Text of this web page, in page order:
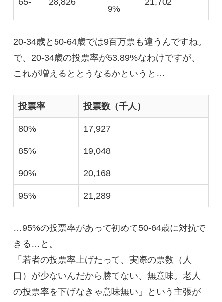
9%
20-34歳と50-64歳では9百万票も違うんですね。
で、20-34歳の投票率が53.89%なわけですが、
これが増えるととうなるかというと…
投票率 投票数（千人）
80% 17,927
85% 19,048
90% 20,168
95% 21,289
…95%の投票率があって初めて50-64歳に対抗で
きる…と。
「若者の投票率上げたって、実際の票数（人
口）が少ないんだから勝てない、無意味。老人
の投票率を下げなきゃ意味無い」という主張が